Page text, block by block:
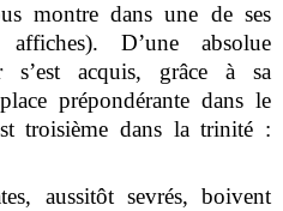
montre dans une de ses
D’une absolue
s’est acquis, grâce à sa
prépondérante dans le
troisième dans la trinité :
aussitôt sevrés, boivent